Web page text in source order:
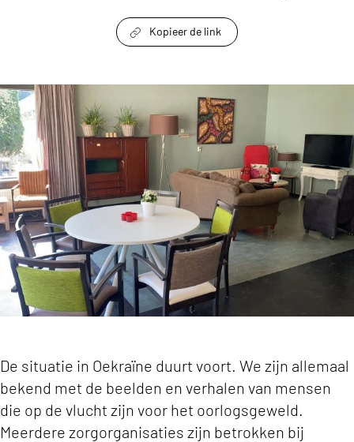
Kopieer de link
Leegstaande zorglocatie opnieuw ingericht
De situatie in Oekraïne duurt voort. We zijn allemaal
bekend met de beelden en verhalen van mensen
die op de vlucht zijn voor het oorlogsgeweld.
Meerdere zorgorganisaties zijn betrokken bij